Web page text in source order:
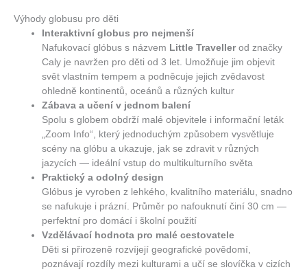
Výhody globusu pro děti
Interaktivní globus pro nejmenší
Nafukovací glóbus s názvem Little Travellerod značky
Caly je navržen pro děti od 3 let. Umožňuje jim objevit
svět vlastním tempem a podněcuje jejich zvědavost
ohledně kontinentů, oceánů a různých kultur
Zábava a učení v jednom balení
Spolu s globem obdrží malé objevitele i informační leták
„Zoom Info“, který jednoduchým způsobem vysvětluje
scény na glóbu a ukazuje, jak se zdravit v různých
jazycích — ideální vstup do multikulturního světa
Praktický a odolný design
Glóbus je vyroben z lehkého, kvalitního materiálu, snadno
se nafukuje i prázní. Průměr po nafouknutí činí 30 cm —
perfektní pro domácí i školní použití
Vzdělávací hodnota pro malé cestovatele
Děti si přirozeně rozvíjejí geografické povědomí,
poznávají rozdíly mezi kulturami a učí se slovíčka v cizích